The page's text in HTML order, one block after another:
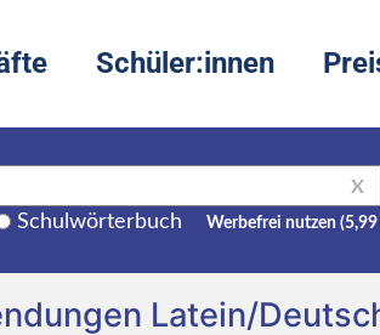
Schüler:innen
X
Schulwörterbuch Werbefrei nutzen (5,99
Latein/